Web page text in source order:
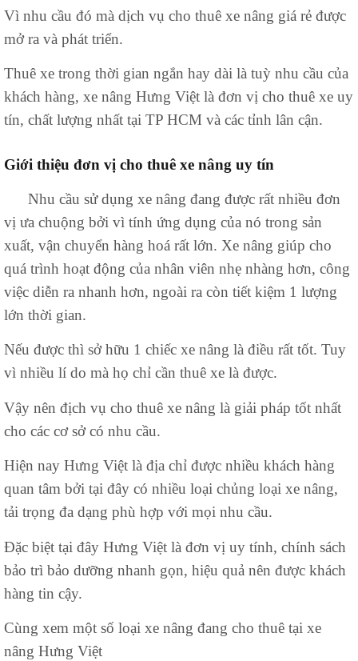
Vì nhu cầu đó mà dịch vụ cho thuê xe nâng giá rẻ được
mở ra và phát triển.
Thuê xe trong thời gian ngắn hay dài là tuỳ nhu cầu của
khách hàng, xe nâng Hưng Việt là đơn vị cho thuê xe uy
tín, chất lượng nhất tại TP HCM và các tỉnh lân cận.
Giới thiệu đơn vị cho thuê xe nâng uy tín
Nhu cầu sử dụng xe nâng đang được rất nhiều đơn
vị ưa chuộng bởi vì tính ứng dụng của nó trong sản
xuất, vận chuyển hàng hoá rất lớn. Xe nâng giúp cho
quá trình hoạt động của nhân viên nhẹ nhàng hơn, công
việc diễn ra nhanh hơn, ngoài ra còn tiết kiệm 1 lượng
lớn thời gian.
Nếu được thì sở hữu 1 chiếc xe nâng là điều rất tốt. Tuy
vì nhiều lí do mà họ chỉ cần thuê xe là được.
Vậy nên địch vụ cho thuê xe nâng là giải pháp tốt nhất
cho các cơ sở có nhu cầu.
Hiện nay Hưng Việt là địa chỉ được nhiều khách hàng
quan tâm bởi tại đây có nhiều loại chủng loại xe nâng,
tải trọng đa dạng phù hợp với mọi nhu cầu.
Đặc biệt tại đây Hưng Việt là đơn vị uy tính, chính sách
bảo trì bảo dưỡng nhanh gọn, hiệu quả nên được khách
hàng tin cậy.
Cùng xem một số loại xe nâng đang cho thuê tại xe
nâng Hưng Việt